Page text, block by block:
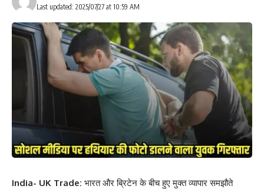
Last updated: 2025/07/27 at 10:59 AM
India- UK Trade: भारत और ब्रिटेन के बीच हुए मुक्त व्यापार समझौते